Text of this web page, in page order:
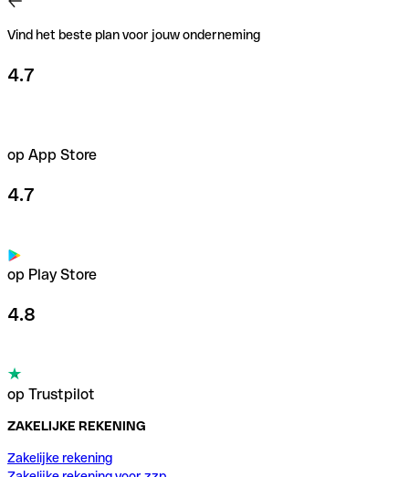
Vind het beste plan voor jouw onderneming
4.7
op App Store
4.7
op Play Store
4.8
op Trustpilot
ZAKELIJKE REKENING
Zakelijke rekening